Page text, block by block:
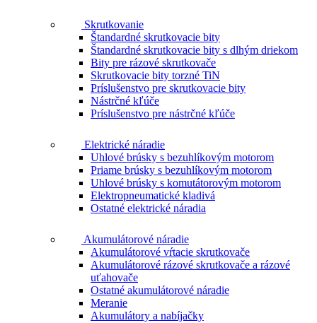
Skrutkovanie
Štandardné skrutkovacie bity
Štandardné skrutkovacie bity s dlhým driekom
Bity pre rázové skrutkovače
Skrutkovacie bity torzné TiN
Príslušenstvo pre skrutkovacie bity
Nástrčné kľúče
Príslušenstvo pre nástrčné kľúče
Elektrické náradie
Uhlové brúsky s bezuhlíkovým motorom
Priame brúsky s bezuhlíkovým motorom
Uhlové brúsky s komutátorovým motorom
Elektropneumatické kladivá
Ostatné elektrické náradia
Akumulátorové náradie
Akumulátorové vŕtacie skrutkovače
Akumulátorové rázové skrutkovače a rázové
uťahovače
Ostatné akumulátorové náradie
Meranie
Akumulátory a nabíjačky